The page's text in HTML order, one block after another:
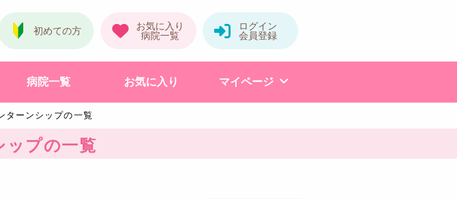
病院一覧 お気に入り マイページ
ターンシップの一覧
ップの一覧